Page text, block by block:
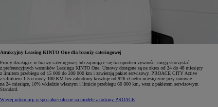
Atrakcyjny Leasing KINTO One dla branży cateringowej
Firmy działające w branży cateringowej lub zajmujące się transportem żywności mogą skorzystać
z preferencyjnych warunków Leasingu KINTO One. Umowy dostępne są na okres od 24 do 48 miesięcy
z limitem przebiegu od 15 000 do 200 000 km i zawierają pakiet serwisowy. PROACE CITY Active
z silnikiem 1.5 o mocy 100 KM bez zabudowy kosztuje od 926 zł netto miesięcznie przy umowie
na 24 miesiące, 10% wkładzie własnym i limicie przebiegu 60 000 km, wraz z pakietem serwisowym
Standard.
Więcej informacji o specjalnej ofercie na modele z rodziny PROACE